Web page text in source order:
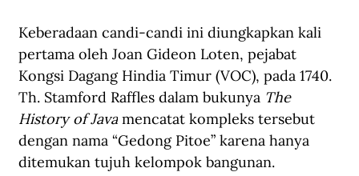
Keberadaan candi-candi ini diungkapkan kali
pertama oleh Joan Gideon Loten, pejabat
Kongsi Dagang Hindia Timur (VOC), pada 1740.
Th. Stamford Raffles dalam bukunya The
History of Java mencatat kompleks tersebut
dengan nama “Gedong Pitoe” karena hanya
ditemukan tujuh kelompok bangunan.